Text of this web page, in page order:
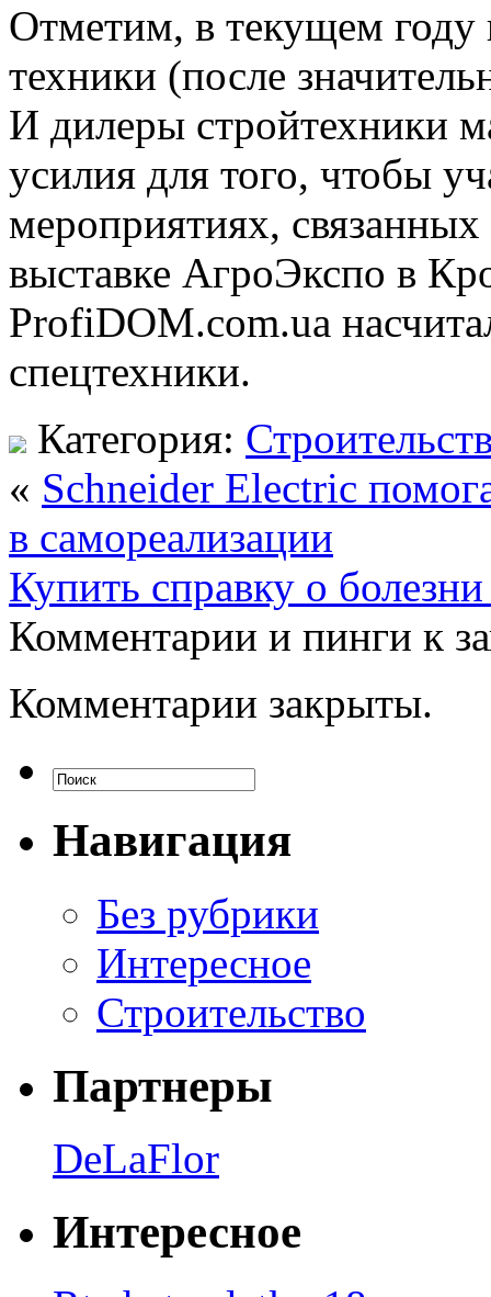
Отметим, в текущем году
техники (после
И дилеры стройтехники
усилия для того, чтобы
мероприятиях,
выставке АгроЭкспо в
ProfiDOM.com.ua
спецтехники.
Категория:
« Schneider Electric
в самореализации
Купить справку о
Комментарии и пинги к
Комментарии закрыты.
Навигация
Без рубрики
Интересное
Строительство
Партнеры
DeLaFlor
Интересное